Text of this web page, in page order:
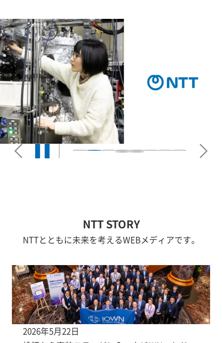
NTT STORY
NTTとともに未来を考えるWEBメディアです。
2026年5月22日